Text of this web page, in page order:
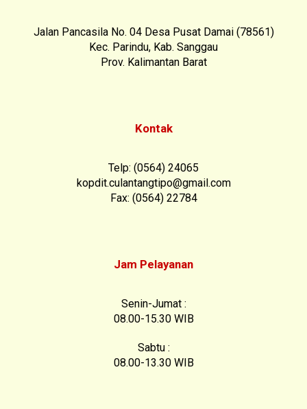
Jalan Pancasila No. 04 Desa Pusat Damai (78561)
Kec. Parindu, Kab. Sanggau
Prov. Kalimantan Barat
Kontak
Telp: (0564) 24065
kopdit.culantangtipo@gmail.com
Fax: (0564) 22784
Jam Pelayanan
Senin-Jumat :
08.00-15.30 WIB
Sabtu :
08.00-13.30 WIB